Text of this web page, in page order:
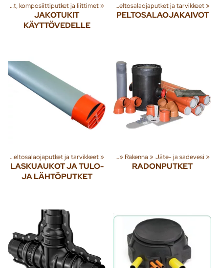
Käyttövesiputket, kupariputket, komposiittiputket ja liittimet‪»
JAKOTUKIT
KÄYTTÖVEDELLE
‪»Salaoja- ja sadevesitarvikkeet Peltosalaojaputket ja tarvikkeet‪»
PELTOSALAOJAKAIVOT
Peltosalaojaputket ja tarvikkeet‪»
LASKUAUKOT JA TULO-
JA LÄHTÖPUTKET
Tuoteryhmiä ja tuotteita‪» Rakenna ‪» Jäte- ja sadevesi ‪»
RADONPUTKET